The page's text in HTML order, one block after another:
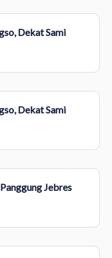
Dekat Sami
Dekat Sami
Jebres